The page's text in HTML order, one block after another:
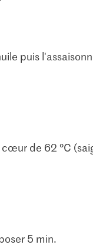
puis
de 62 °C
5 min.